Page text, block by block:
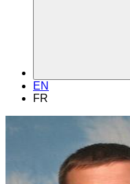
EN
FR